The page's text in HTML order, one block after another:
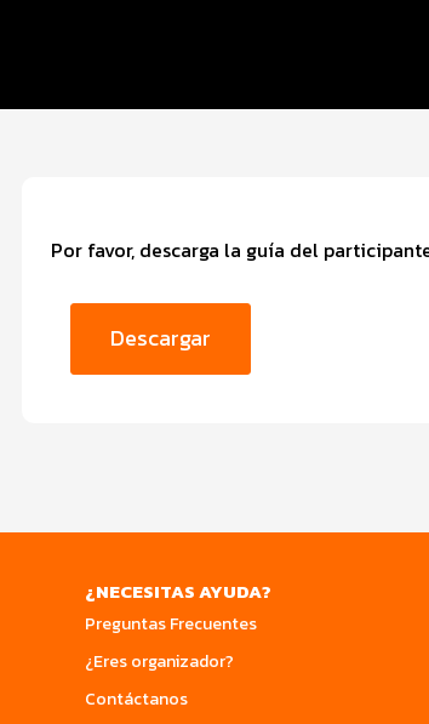
Por favor, descarga la guía del
Descargar
¿NECESITAS AYUDA?
Preguntas Frecuentes
¿Eres organizador?
Contáctanos